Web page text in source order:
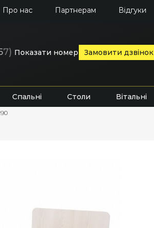
Про нас Партнерам Відгуки
7) Показати номер Замовити дзвінок
Спальні Столи Вітальні